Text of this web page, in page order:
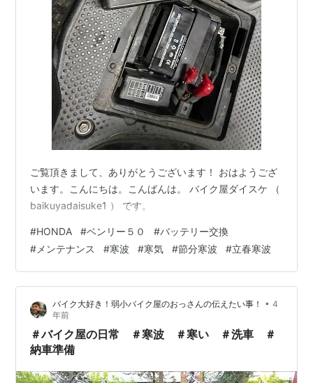
ご覧頂きまして、ありがとうございます！ おはようござ
います。こんにちは。こんばんは。 バイク屋ダイスケ （
baikuyadaisuke1 ） です。
#HONDA #ベンリー５０ #バッテリー交換
# メンテナンス #寒波 #寒気 #節分寒波 #立春寒波
バイク大好き！弱小バイク屋のおっさんの伝えたい事！ • 4
年前
＃バイク屋の日常 ＃寒波 ＃寒い ＃洗車 ＃
納車準備